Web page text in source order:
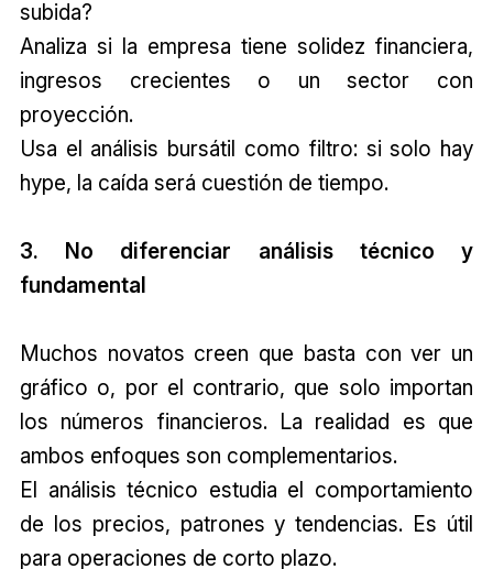
subida?
Analiza si la empresa tiene solidez financiera,
ingresos crecientes o un sector con
proyección.
Usa el análisis bursátil como filtro: si solo hay
hype, la caída será cuestión de tiempo.
3. No diferenciar análisis técnico y
fundamental
Muchos novatos creen que basta con ver un
gráfico o, por el contrario, que solo importan
los números financieros. La realidad es que
ambos enfoques son complementarios.
El análisis técnico estudia el comportamiento
de los precios, patrones y tendencias. Es útil
para operaciones de corto plazo.